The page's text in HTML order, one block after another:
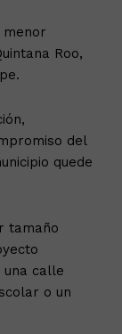
menor
Roo,
del
quede
tamaño
calle
o un